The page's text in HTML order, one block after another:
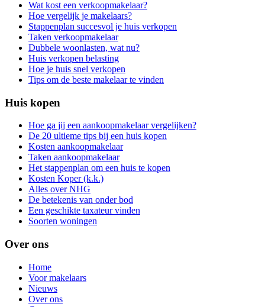
Wat kost een verkoopmakelaar?
Hoe vergelijk je makelaars?
Stappenplan succesvol je huis verkopen
Taken verkoopmakelaar
Dubbele woonlasten, wat nu?
Huis verkopen belasting
Hoe je huis snel verkopen
Tips om de beste makelaar te vinden
Huis kopen
Hoe ga jij een aankoopmakelaar vergelijken?
De 20 ultieme tips bij een huis kopen
Kosten aankoopmakelaar
Taken aankoopmakelaar
Het stappenplan om een huis te kopen
Kosten Koper (k.k.)
Alles over NHG
De betekenis van onder bod
Een geschikte taxateur vinden
Soorten woningen
Over ons
Home
Voor makelaars
Nieuws
Over ons